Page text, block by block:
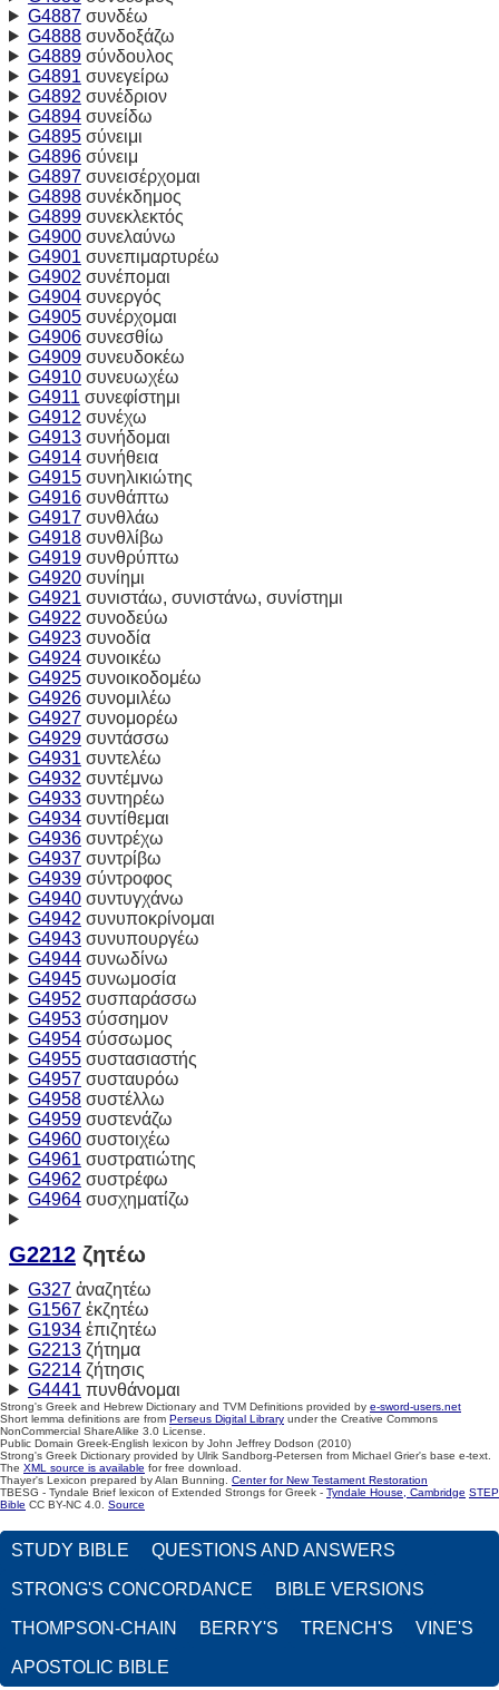
G4887συνδέω
G4888συνδοξάζω
G4889σύνδουλος
G4891 συνεγείρω
G4892 συνέδριον
G4894συνείδω
G4895σύνειμι
G4896σύνειμ
G4897συνεισέρχομαι
G4898συνέκδημος
G4899συνεκλεκτός
G4900συνελαύνω
G4901 συνεπιμαρτυρέω
G4902 συνέπομαι
G4904συνεργός
G4905συνέρχομαι
G4906συνεσθίω
G4909συνευδοκέω
G4910συνευωχέω
G4911 συνεφίστημι
G4912 συνέχω
G4913συνήδομαι
G4914συνήθεια
G4915συνηλικιώτης
G4916συνθάπτω
G4917συνθλάω
G4918συνθλίβω
G4919συνθρύπτω
G4920συνίημι
G4921 συνιστάω, συνιστάνω, συνίστημι
G4922 συνοδεύω
G4923συνοδία
G4924συνοικέω
G4925συνοικοδομέω
G4926συνομιλέω
G4927συνομορέω
G4929συντάσσω
G4931 συντελέω
G4932 συντέμνω
G4933συντηρέω
G4934συντίθεμαι
G4936συντρέχω
G4937συντρίβω
G4939σύντροφος
G4940συντυγχάνω
G4942 συνυποκρίνομαι
G4943συνυπουργέω
G4944συνωδίνω
G4945συνωμοσία
G4952 συσπαράσσω
G4953σύσσημον
G4954σύσσωμος
G4955συστασιαστής
G4957συσταυρόω
G4958συστέλλω
G4959συστενάζω
G4960συστοιχέω
G4961 συστρατιώτης
G4962 συστρέφω
G4964συσχηματίζω
G2212 ζητέω
G327ἀναζητέω
G1567ἐκζητέω
G1934ἐπιζητέω
G2213ζήτημα
G2214ζήτησις
G4441 πυνθάνομαι
Strong's Greek and Hebrew Dictionary and TVM Definitions provided by e-sword-users.net
Short lemma definitions are from Perseus Digital Library under the Creative Commons
NonCommercial ShareAlike 3.0 License.
Public Domain Greek-English lexicon by John Jeffrey Dodson (2010)
Strong's Greek Dictionary provided by Ulrik Sandborg-Petersen from Michael Grier's base e-text.
The XML source is available for free download.
Thayer's Lexicon prepared by Alan Bunning. Center for New Testament Restoration
TBESG - Tyndale Brief lexicon of Extended Strongs for Greek - Tyndale House, Cambridge STEP
Bible CC BY-NC 4.0. Source
STUDY BIBLE QUESTIONS AND ANSWERS
STRONG'S CONCORDANCE BIBLE VERSIONS
THOMPSON-CHAIN BERRY'S TRENCH'S VINE'S
APOSTOLIC BIBLE